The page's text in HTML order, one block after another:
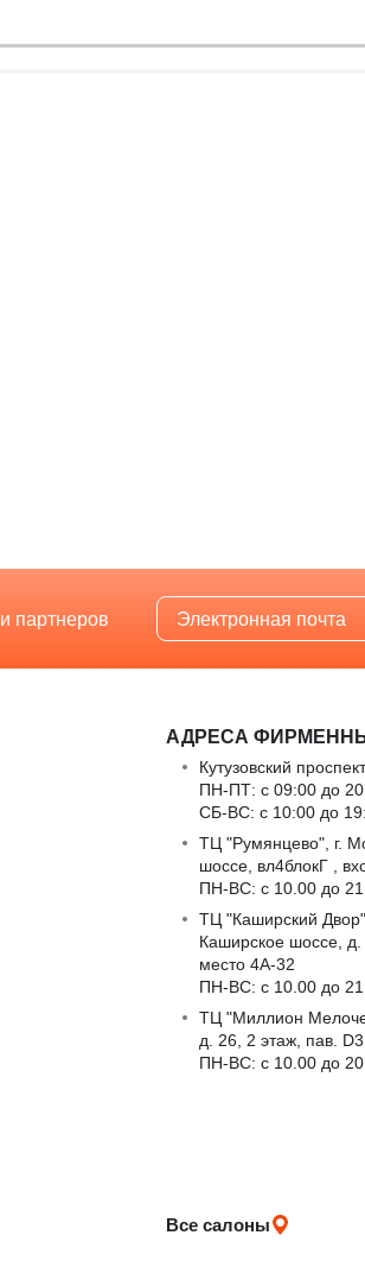
партнеров
АДРЕСА
Кутузовский
ПН-ПТ: с 09:00 до
СБ-ВС: с 10:00 до
ТЦ "Румянцево", г.
шоссе, вл4блокГ ,
ПН-ВС: c 10.00 до
ТЦ "Каширский
Каширское шоссе, д.
место 4А-32
ПН-ВС: c 10.00 до
ТЦ "Миллион
д. 26, 2 этаж, пав.
ПН-ВС: c 10.00 до
Все салоны